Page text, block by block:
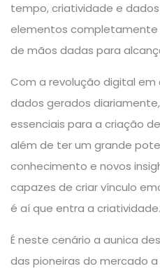
tempo, criatividade e
elementos completamente
de mãos dadas para
Com a revolução digital
dados gerados
essenciais para a criação de
além de ter um grande
conhecimento e novos
capazes de criar vínculo
é aí que entra a criatividade.
É neste cenário a aunica
das pioneiras do mercado